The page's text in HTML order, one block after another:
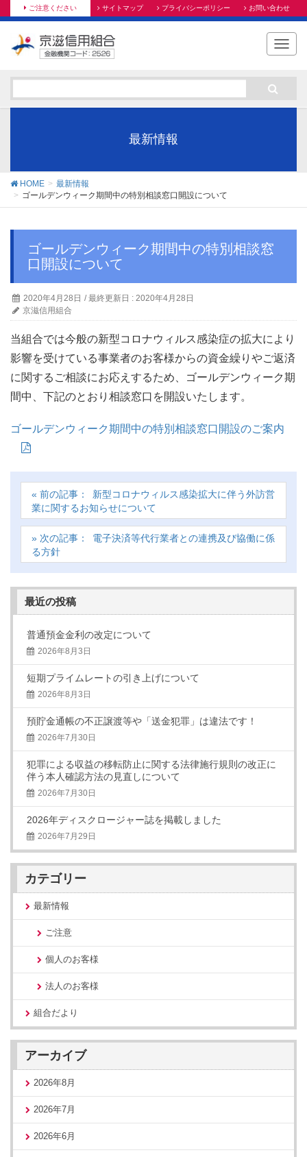
ご注意ください サイトマップ プライバシーポリシー お問い合わせ
T
l
a
最新情報
HOME
最新情報
ゴールデンウィーク期間中の特別相談窓⼝開設について
ゴールデンウィーク期間中の特別相談窓
⼝開設について
2020年4月28日 / 最終更新日 : 2020年4月28日
京滋信用組合
当組合では今般の新型コロナウィルス感染症の拡⼤により
影響を受けている事業者のお客様からの資⾦繰りやご返済
に関するご相談にお応えするため、ゴールデンウィーク期
間中、下記のとおり相談窓⼝を開設いたします。
ゴールデンウィーク期間中の特別相談窓⼝開設のご案内
新型コロナウィルス感染拡大に伴う外訪営
業に関するお知らせについて
電子決済等代行業者との連携及び協働に係
る方針
最近の投稿
普通預金金利の改定について
2026年8月3日
短期プライムレートの引き上げについて
2026年8月3日
預貯金通帳の不正譲渡等や「送金犯罪」は違法です！
2026年7月30日
犯罪による収益の移転防止に関する法律施行規則の改正に
伴う本人確認方法の見直しについて
2026年7月30日
2026年ディスクロージャー誌を掲載しました
2026年7月29日
カテゴリー
最新情報
ご注意
個人のお客様
法人のお客様
組合だより
アーカイブ
2026年8月
2026年7月
2026年6月